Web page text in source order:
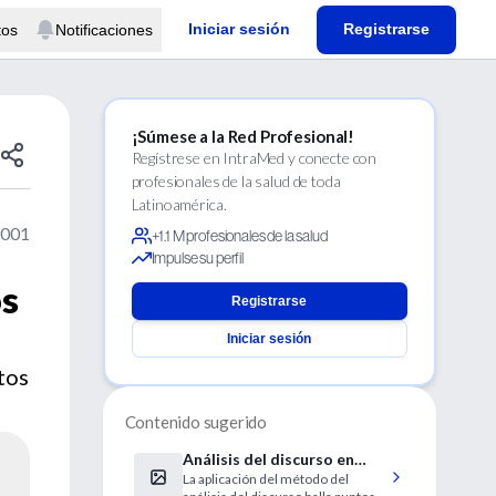
Notificaciones Iniciar sesión Registrarse
¡Súmese a la Red Profesional!
Regístrese en IntraMed y conecte con
profesionales de la salud de toda
Latinoamérica.
+1.1 M profesionales de la salud
Impulse su perfil
Registrarse
Iniciar sesión
Contenido sugerido
Análisis del discurso en
psiquiatría
La aplicación del método del